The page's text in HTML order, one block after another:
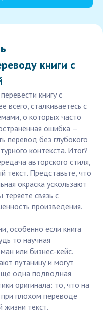
книги с
книгу с
всего, сталкиваетесь с
о которых часто
ошибка —
перевод без глубокого
контекста. Итог?
авторского стиля,
текст. Представьте, что
окраска ускользают
связь с
произведения.
особенно если книга
то научная
или бизнес-кейс.
путаницу и могут
одна подводная
оригинала: то, что на
при плохом переводе
жизни текст.